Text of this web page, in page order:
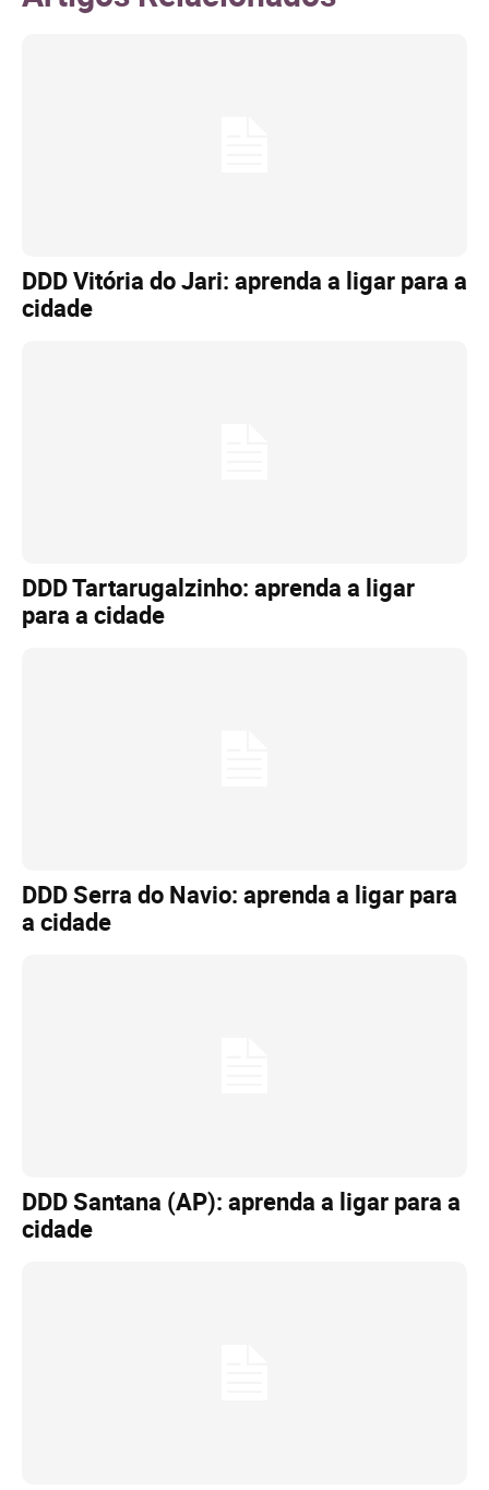
DDD Vitória do Jari: aprenda a ligar para a
cidade
DDD Tartarugalzinho: aprenda a ligar
para a cidade
DDD Serra do Navio: aprenda a ligar para
a cidade
DDD Santana (AP): aprenda a ligar para a
cidade